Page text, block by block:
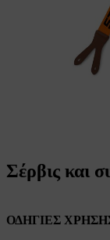
Σέρβις και
ΟΔΗΓΙΕΣ